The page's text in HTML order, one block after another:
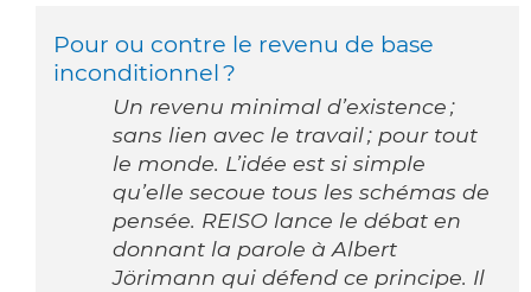
Pour ou contre le revenu de base
inconditionnel ?
Un revenu minimal d’existence ;
sans lien avec le travail ; pour tout
le monde. L’idée est si simple
qu’elle secoue tous les schémas de
pensée. REISO lance le débat en
donnant la parole à Albert
Jörimann qui défend ce principe. Il